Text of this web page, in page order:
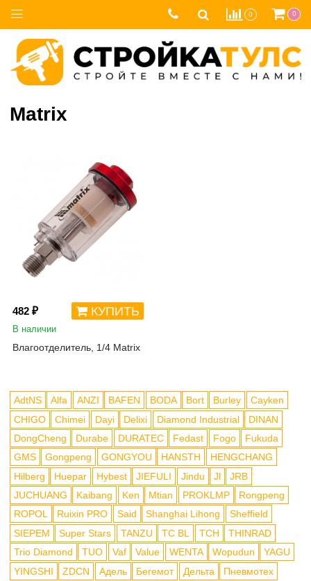
0 0
Matrix
482 ₽ КУПИТЬ
В наличии
Влагоотделитель, 1/4 Matrix
AdtNS Alfa ANZI BAFEN BODA Bort Burley
Cayken
CHIGO
Chimei Dayi Delixi Diamond Industrial
DINAN
DongCheng
Durabe DURATEC Fedast Fogo
Fukuda
GMS
Gongpeng GONGYOU HANSTH
HENGCHANG
Hilberg
Huepar Hybest JIEFULI Jindu Jl
JRB
JUCHUANG
Kaibang Ken Mtian PROKLMP
Rongpeng
ROPOL
Ruixin PRO Said Shanghai Lihong
Sheffield
SIEPEM
Super Stars TANZU TC BL TCH
THINRAD
Trio Diamond
TUO Vaf Value WENTA Wopudun
YAGU
YINGSHI
ZDCN Адель Бегемот Дельта
Пневмотех